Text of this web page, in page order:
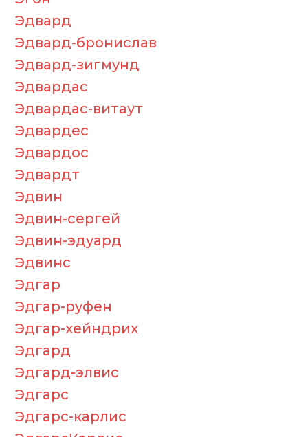
Эдвард
Эдвард-бронислав
Эдвард-зигмунд
Эдвардас
Эдвардас-витаут
Эдвардес
Эдвардос
Эдвардт
Эдвин
Эдвин-сергей
Эдвин-эдуард
Эдвинс
Эдгар
Эдгар-руфен
Эдгар-хейндрих
Эдгард
Эдгард-элвис
Эдгарс
Эдгарс-карлис